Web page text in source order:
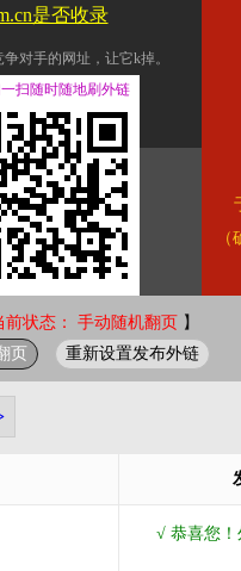
对手的网址，让它k掉。
情链接。
询页面。
。
链纠正
前状态： 手动随机翻页 】
页 重新设置发布外链
是否收录
扫随时随地刷外链